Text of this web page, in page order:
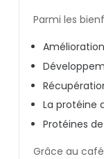
Parmi les
La protéine
Protéines
Grâce au